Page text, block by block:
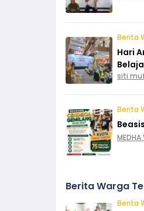
Berita
Hari
siti
Berita
MEDHA
Berita Warga
Berita